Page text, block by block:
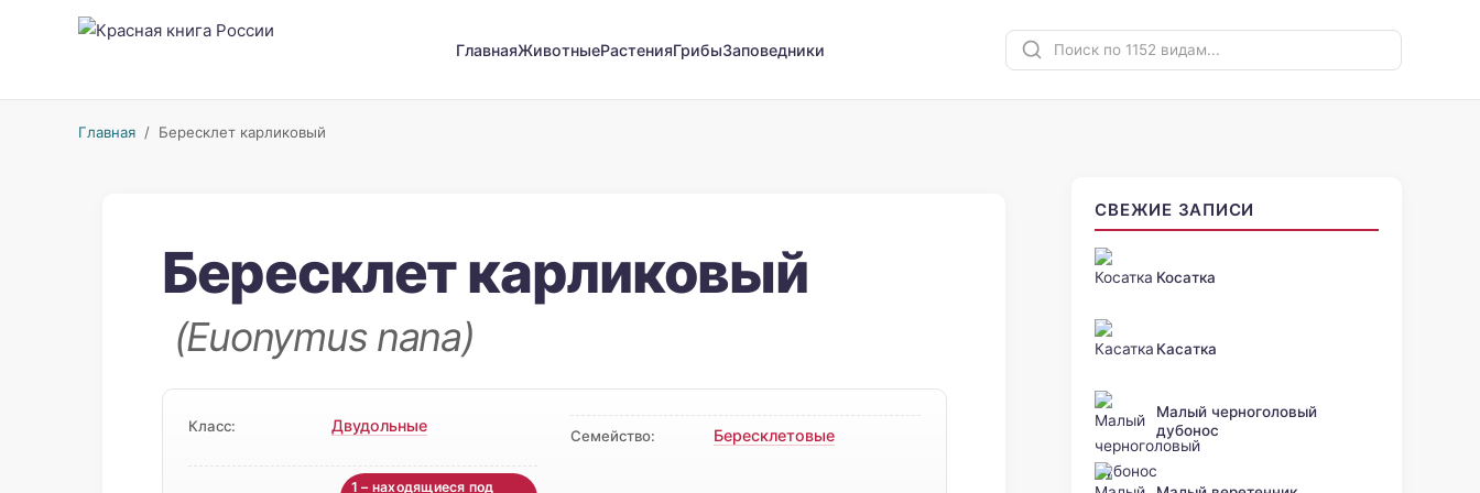
ГлавнаяЖивотныеРастенияГрибыЗаповедники
Главная/ Бересклет карликовый
Бересклет карликовый
(Euonymus nana)
Класс: Двудольные
Семейство: Бересклетовые
1 – находящиеся под
СВЕЖИЕ ЗАПИСИ
Косатка
Касатка
Малый черноголовый
дубонос